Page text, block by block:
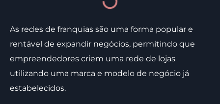
As redes de franquias são uma forma popular e
rentável de expandir negócios, permitindo que
empreendedores criem uma rede de lojas
utilizando uma marca e modelo de negócio já
estabelecidos.